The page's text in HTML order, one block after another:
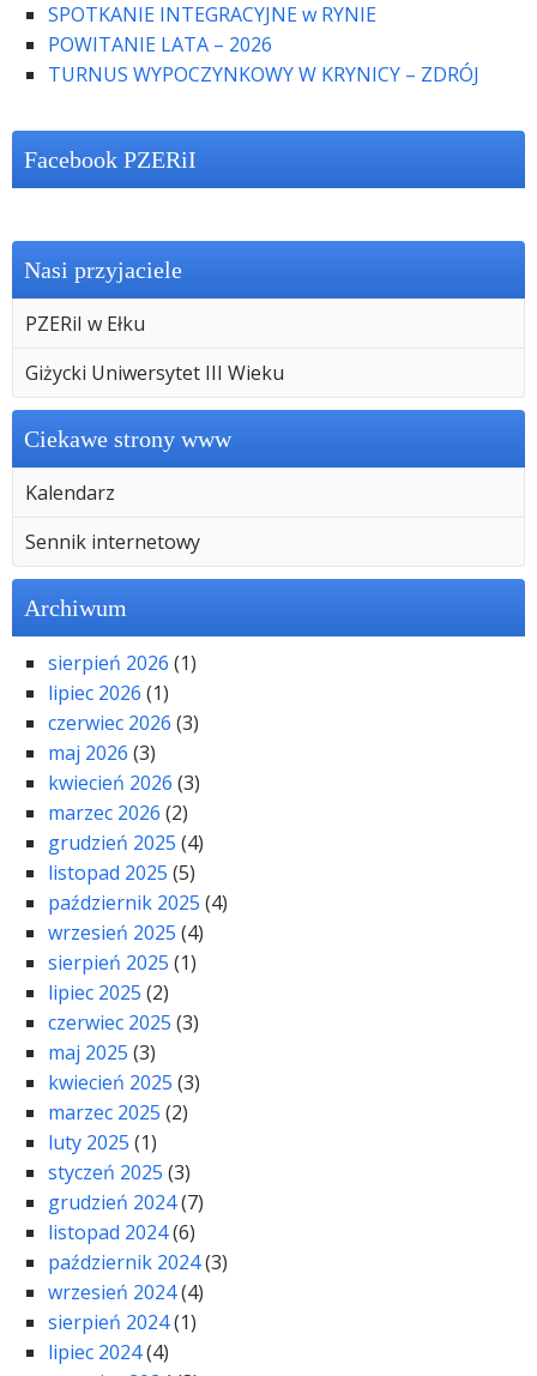
SPOTKANIE INTEGRACYJNE w RYNIE
POWITANIE LATA – 2026
TURNUS WYPOCZYNKOWY W KRYNICY – ZDRÓJ
Facebook PZERiI
Nasi przyjaciele
PZERiI w Ełku
Giżycki Uniwersytet III Wieku
Ciekawe strony www
Kalendarz
Sennik internetowy
Archiwum
sierpień 2026 (1)
lipiec 2026 (1)
czerwiec 2026 (3)
maj 2026 (3)
kwiecień 2026 (3)
marzec 2026 (2)
grudzień 2025 (4)
listopad 2025 (5)
październik 2025 (4)
wrzesień 2025 (4)
sierpień 2025 (1)
lipiec 2025 (2)
czerwiec 2025 (3)
maj 2025 (3)
kwiecień 2025 (3)
marzec 2025 (2)
luty 2025 (1)
styczeń 2025 (3)
grudzień 2024(7)
listopad 2024(6)
październik 2024(3)
wrzesień 2024(4)
sierpień 2024(1)
lipiec 2024(4)